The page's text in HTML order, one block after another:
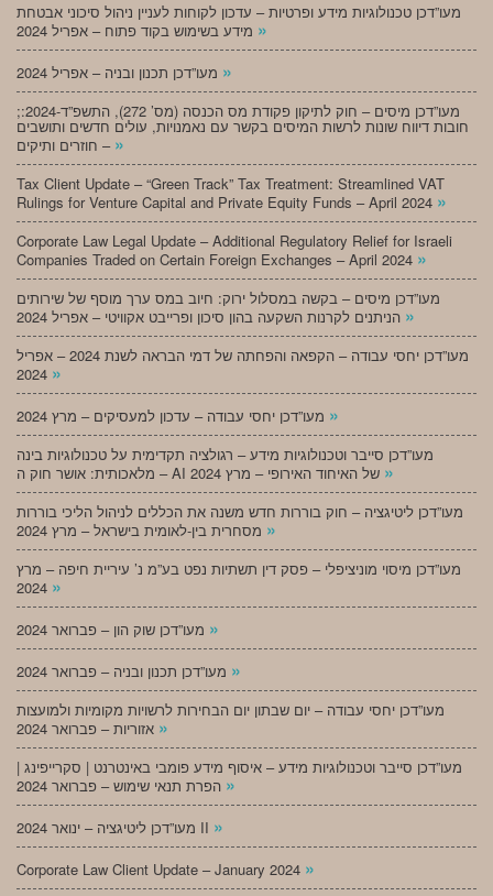
מעו”דכן טכנולוגיות מידע ופרטיות – עדכון לקוחות לעניין ניהול סיכוני אבטחת
»
»
;מעו”דכן מיסים – חוק לתיקון פקודת מס הכנסה (מס’ 272), התשפ”ד-2024:
חובות דיווח שונות לרשות המיסים בקשר עם נאמנויות, עולים חדשים ותושבים
חוזרים ותיקים – »
Tax Client Update – “Green Track” Tax Treatment: Streamlined VAT
Rulings for Venture Capital and Private Equity Funds – April 2024 »
Corporate Law Legal Update – Additional Regulatory Relief for Israeli
Companies Traded on Certain Foreign Exchanges – April 2024 »
מעו”דכן מיסים – בקשה במסלול ירוק: חיוב במס ערך מוסף של שירותים
»
מעו”דכן יחסי עבודה – הקפאה והפחתה של דמי הבראה לשנת 2024 – אפריל
»
»
מעו”דכן סייבר וטכנולוגיות מידע – רגולציה תקדימית על טכנולוגיות בינה
»
מעו”דכן ליטיגציה – חוק בוררות חדש משנה את הכללים לניהול הליכי בוררות
»
מעו”דכן מיסוי מוניציפלי – פסק דין תשתיות נפט בע”מ נ’ עיריית חיפה – מרץ
»
»
»
מעו”דכן יחסי עבודה – יום שבתון יום הבחירות לרשויות מקומיות ולמועצות
»
מעו”דכן סייבר וטכנולוגיות מידע – איסוף מידע פומבי באינטרנט | סקרייפינג |
»
מעו”דכן ליטיגציה – ינואר 2024 II »
Corporate Law Client Update – January 2024 »